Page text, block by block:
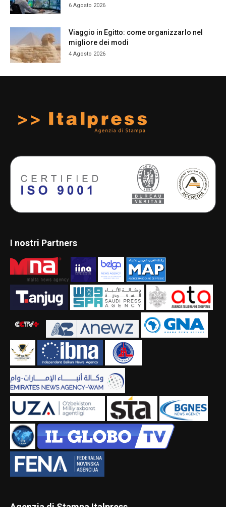
6 Agosto 2026
Viaggio in Egitto: come organizzarlo nel
migliore dei modi
4 Agosto 2026
I nostri Partners